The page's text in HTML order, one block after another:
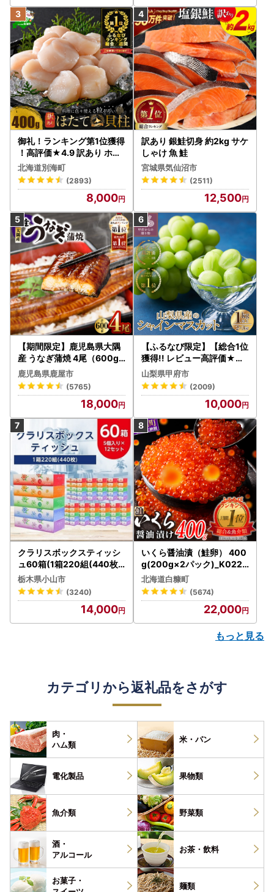
御礼！ランキング第1位獲得
！高評価★4.9 訳あり ホタ
テ 400g（ほたて 帆立 貝柱
冷凍 ）
北海道別海町
(2893)
8,000
訳あり 銀鮭切身 約2kg サケ
しゃけ 魚 鮭
宮城県気仙沼市
(2511)
12,500
【期間限定】鹿児島県大隅
産 うなぎ蒲焼 4尾（600g
） KN007-004-04-cp18
うなぎ 鰻 魚 惣菜 総菜
鹿児島県鹿屋市
(5765)
18,000
【ふるなび限定】【総合1位
獲得!! レビュー高評価★】
〈2026年度配送分〉山梨
県産 シャインマスカット 2
～3房（1.0kg以上）シャイ
ン フルーツ FN-Limited-S
P
山梨県甲府市
(2009)
10,000
クラリスボックスティッシ
ュ60箱(1箱220組(440枚))
(5個入り×12セット)【配送
不可地域：離島・沖縄県】
【1256759】
栃木県小山市
(3240)
14,000
いくら醤油漬（鮭卵） 400
g(200g×2パック)_K022-
1676
北海道白糠町
(5674)
22,000
もっと見る
カテゴリから返礼品をさがす
肉・
ハム類
米・パン
電化製品 果物類
魚介類 野菜類
酒・
アルコール
お茶・ 飲料
お菓子・
麺類